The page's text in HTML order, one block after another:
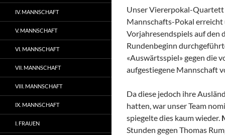
Unser Viererpokal-Quartett
Mannschafts-Pokal
Vorjahresendspiels auf den
Rundenbeginn
«Auswärtsspiel» gegen die
aufgestiegene Mannschaft
Da diese jedoch ihre
hatten, war unser Team
spiegelte dies kaum wieder.
Stunden gegen Thomas
IV. MANNSCHAFT
V. MANNSCHAFT
VI. MANNSCHAFT
VII. MANNSCHAFT
VIII. MANNSCHAFT
IX. MANNSCHAFT
I. FRAUEN